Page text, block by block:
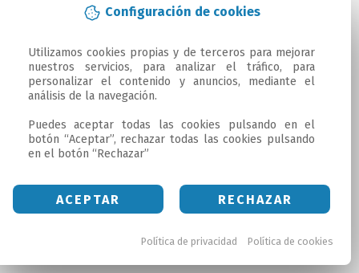
Configuración de cookies
Utilizamos cookies propias y de terceros para mejorar
nuestros servicios, para analizar el tráfico, para
personalizar el contenido y anuncios, mediante el
análisis de la navegación.
Puedes aceptar todas las cookies pulsando en el
botón “Aceptar”, rechazar todas las cookies pulsando
en el botón “Rechazar”
ACEPTAR RECHAZAR
Política de privacidad Política de cookies